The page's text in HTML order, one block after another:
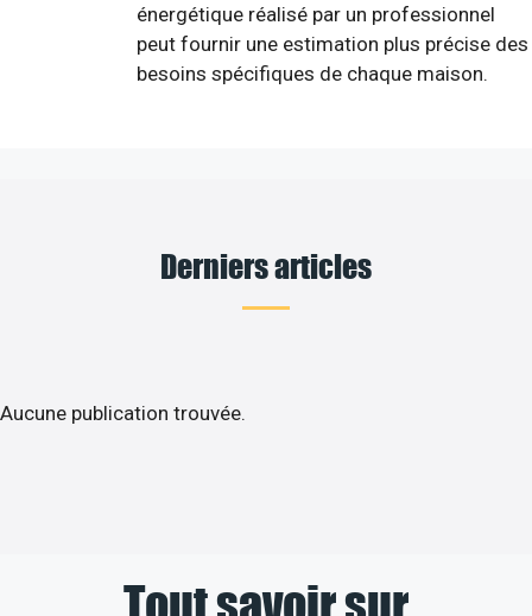
énergétique réalisé par un professionnel
peut fournir une estimation plus précise des
besoins spécifiques de chaque maison.
Derniers articles
Aucune publication trouvée.
Tout savoir sur